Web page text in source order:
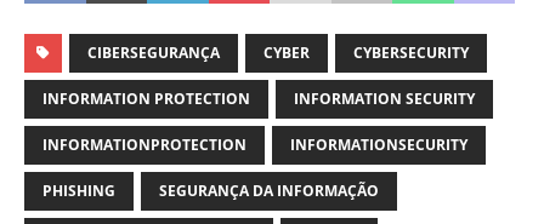
CIBERSEGURANÇA CYBER CYBERSECURITY
INFORMATION PROTECTION INFORMATION SECURITY
INFORMATIONPROTECTION INFORMATIONSECURITY
PHISHING SEGURANÇA DA INFORMAÇÃO